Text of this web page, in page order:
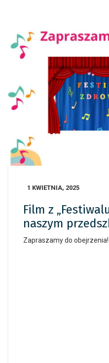
1 KWIETNIA, 2025
Film z
naszym
Zapraszamy do obejrzenia!